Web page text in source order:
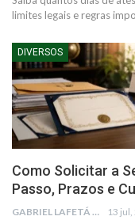
limites legais e regras
DIVERSOS
Como Solicitar a
Passo, Prazos e
GABRIEL LAFETÁ 13